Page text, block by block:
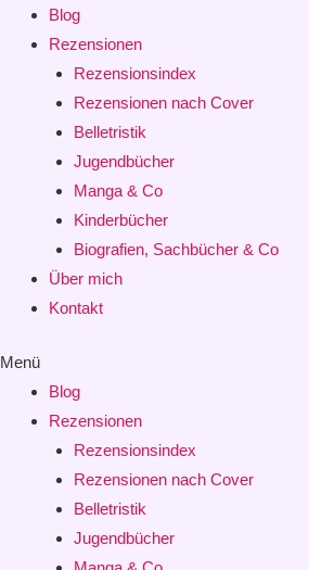
Blog
Rezensionen
Rezensionsindex
Rezensionen nach Cover
Belletristik
Jugendbücher
Manga & Co
Kinderbücher
Biografien, Sachbücher & Co
Über mich
Kontakt
Menü
Blog
Rezensionen
Rezensionsindex
Rezensionen nach Cover
Belletristik
Jugendbücher